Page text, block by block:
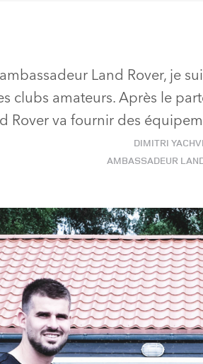
Land Rover, je
clubs amateurs. Après le
Rover va fournir des
DIMITRI
AMBASSADEUR